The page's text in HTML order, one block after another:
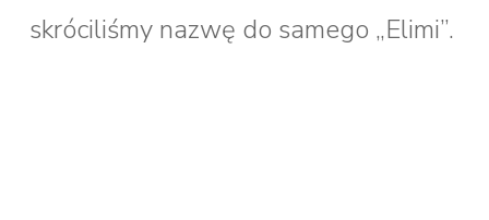
skróciliśmy nazwę do samego „Elimi”.